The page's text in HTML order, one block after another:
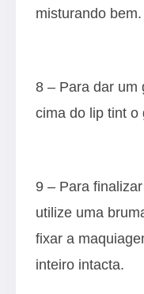
misturando bem.
8 – Para dar um
cima do lip tint o
9 – Para
utilize uma
fixar a
inteiro intacta.